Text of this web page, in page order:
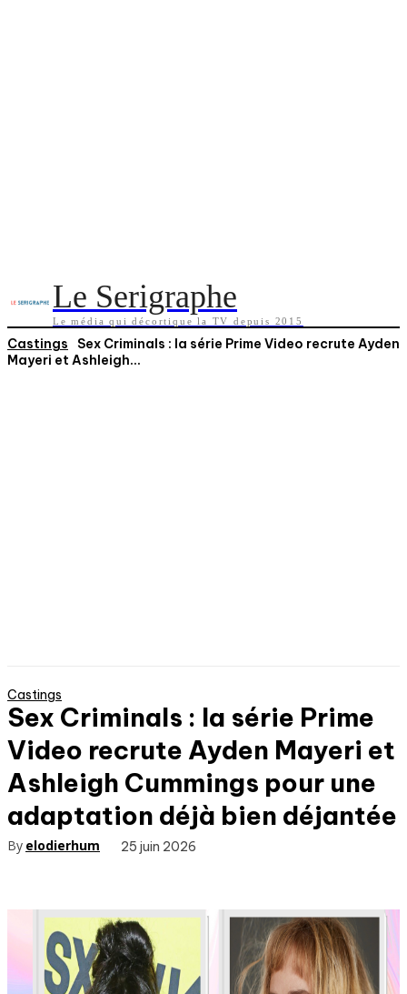
Le Serigraphe
Le média qui décortique la TV depuis 2015
Castings
Sex Criminals : la série Prime Video recrute Ayden
Mayeri et Ashleigh...
Castings
Sex Criminals : la série Prime
Video recrute Ayden Mayeri et
Ashleigh Cummings pour une
adaptation déjà bien déjantée
By elodierhum 25 juin 2026